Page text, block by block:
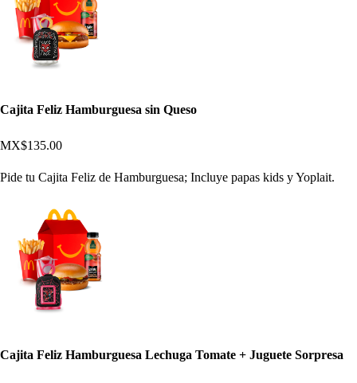
Cajita Feliz Hamburguesa sin Queso
MX$135.00
Pide tu Cajita Feliz de Hamburguesa; Incluye papas kids y Yoplait.
Cajita Feliz Hamburguesa Lechuga Tomate + Juguete Sorpresa